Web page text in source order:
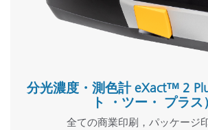
分光濃度・測色計 eXact™ 2
ト ・ツー・ プラス）
全ての商業印刷，パッケージ